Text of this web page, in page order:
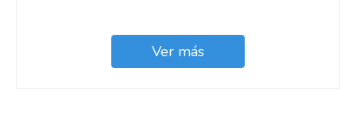
Ver más